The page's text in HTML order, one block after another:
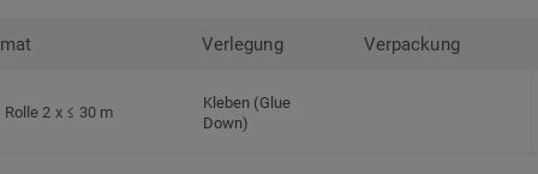
Verlegung Verpackung
Rolle 2 x ≤ 30 m
Kleben (Glue
Down)